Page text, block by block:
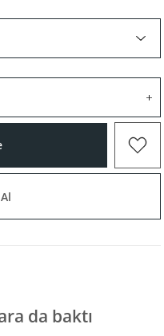
da baktı